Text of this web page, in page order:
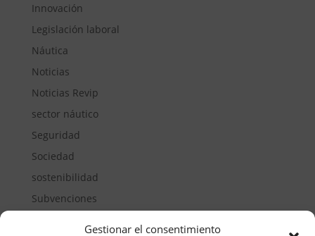
Gestionar el consentimiento
Innovación
Legislación laboral
Náutica
Noticias
Noticias Revip
sector náutico
Seguridad
Sociedad
sostenibilidad
Subvenciones